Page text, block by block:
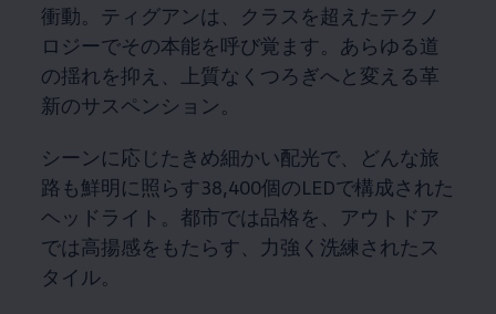
衝動。​ティグアンは、クラスを超えたテクノ
ロジーでその本能を呼び覚ます。​あらゆる道
の揺れを抑え、上質なくつろぎへと変える革
新のサスペンション。​
シーンに応じたきめ細かい配光で、どんな旅
路も鮮明に照らす38,400個のLEDで構成された
ヘッドライト。​都市では品格を、アウトドア
では高揚感をもたらす、力強く洗練されたス
タイル。​